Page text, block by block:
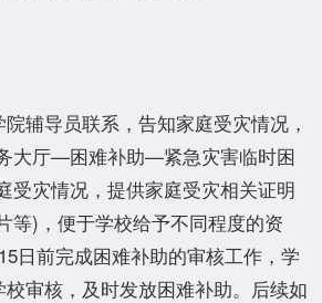
辅导员联系，告知家庭受灾情况，
大厅—困难补助—紧急灾害临时困
受灾情况，提供家庭受灾相关证明
等)，便于学校给予不同程度的资
日前完成困难补助的审核工作，学
审核，及时发放困难补助。后续如